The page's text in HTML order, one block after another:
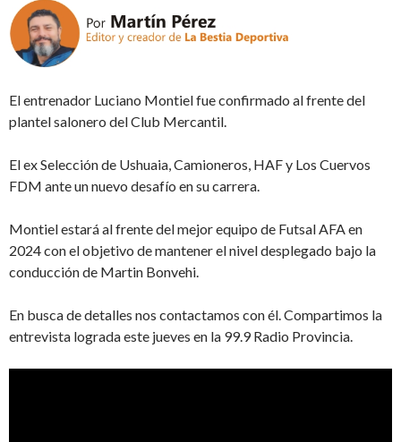
El entrenador Luciano Montiel fue confirmado al frente del
plantel salonero del Club Mercantil.
El ex Selección de Ushuaia, Camioneros, HAF y Los Cuervos
FDM ante un nuevo desafío en su carrera.
Montiel estará al frente del mejor equipo de Futsal AFA en
2024 con el objetivo de mantener el nivel desplegado bajo la
conducción de Martin Bonvehi.
En busca de detalles nos contactamos con él. Compartimos la
entrevista lograda este jueves en la 99.9 Radio Provincia.